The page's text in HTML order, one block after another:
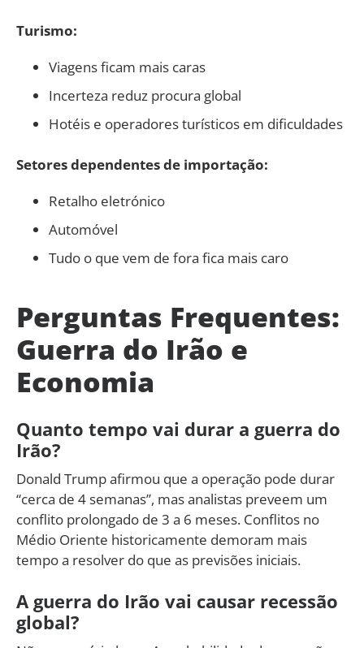
Turismo:
Viagens ficam mais caras
Incerteza reduz procura global
Hotéis e operadores turísticos em dificuldades
Setores dependentes de importação:
Retalho eletrónico
Automóvel
Tudo o que vem de fora fica mais caro
Perguntas Frequentes:
Guerra do Irão e
Economia
Quanto tempo vai durar a guerra do
Irão?
Donald Trump afirmou que a operação pode durar
“cerca de 4 semanas”, mas analistas preveem um
conflito prolongado de 3 a 6 meses. Conflitos no
Médio Oriente historicamente demoram mais
tempo a resolver do que as previsões iniciais.
A guerra do Irão vai causar recessão
global?